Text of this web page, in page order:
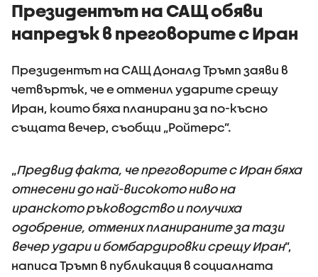
Президентът на САЩ обяви
напредък в преговорите с Иран
Президентът на САЩ Доналд Тръмп заяви в
четвъртък, че е отменил ударите срещу
Иран, които бяха планирани за по-късно
същата вечер, съобщи „Ройтерс”.
„Предвид факта, че преговорите с Иран бяха
отнесени до най-високото ниво на
иранското ръководство и получиха
одобрение, отмених планираните за тази
вечер удари и бомбардировки срещу Иран”,
написа Тръмп в публикация в социалната